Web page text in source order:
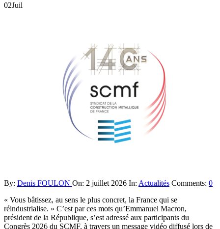
02Juil
By: Denis FOULON On: 2 juillet 2026 In: Actualités Comments: 0
« Vous bâtissez, au sens le plus concret, la France qui se
réindustrialise. » C’est par ces mots qu’Emmanuel Macron,
président de la République, s’est adressé aux participants du
Congrès 2026 du SCMF, à travers un message vidéo diffusé lors de